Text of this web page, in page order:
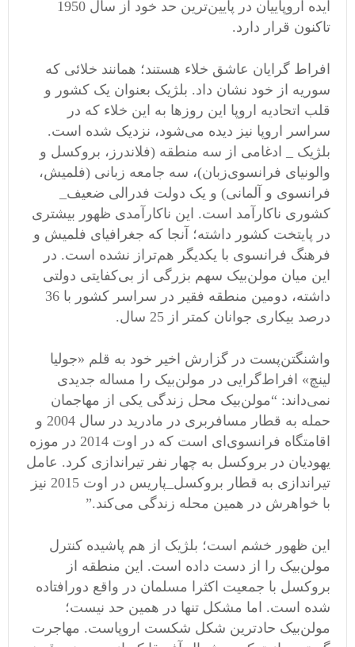
ایده اروپاییان در پایین‌ترین حد خود از سال 1950
تاکنون قرار دارد.
افراط گرایان عاشق خلاء هستند؛ همانند خلائی که
سوریه از خود نشان داد. بلژیک بعنوان یک کشور و
قلب اتحادیه اروپا این روزها به این خلاء که در
سراسر اروپا نیز دیده می‌شود، نزدیک شده است.
بلژیک _ ادغامی از سه منطقه (فلاندرز، بروکسل و
والونیای فرانسوی‌زبان)، سه جامعه زبانی (فلمیش،
فرانسوی و آلمانی) و یک دولت فدرالی ضعیف_
کشوری ناکارآمد است. این ناکارآمدی ظهور بیشتری
در پایتخت کشور داشته؛ آنجا که جغرافیای فلمیش و
فرهنگ فرانسوی با یکدیگر هم‌تراز نشده است. در
این میان مولن‌بیک سهم بزرگی از بی‌کفایتی دولتی
داشته، دومین منطقه فقیر در سراسر کشور با 36
درصد بیکاری جوانان کمتر از 25 سال.
واشنگتن‌پست در گزارش اخیر خود به قلم «جولیا
لینچ» افراط‌گرایی در مولن‌بیک را مساله جدیدی
نمی‌داند: “مولن‌بیک محل زندگی یکی از مهاجمان
حمله به قطار مسافربری در مادرید در سال 2004 و
اقامتگاه فرانسوی‌ای است که در اوت 2014 در موزه
یهودیان در بروکسل به چهار نفر تیراندازی کرد. عامل
تیراندازی به قطار بروکسل_پاریس در اوت 2015 نیز
با خواهرش در همین محله زندگی می‌کند.”
این ظهور خشم است؛ بلژیک از هم پاشیده کنترل
مولن‌بیک را از دست داده است. این منطقه از
بروکسل با جمعیت اکثرا مسلمان در واقع دورافتاده
شده است. اما مشکل تنها در همین حد نیست؛
مولن‌بیک حادترین شکل شکست اروپاست. مهاجرت